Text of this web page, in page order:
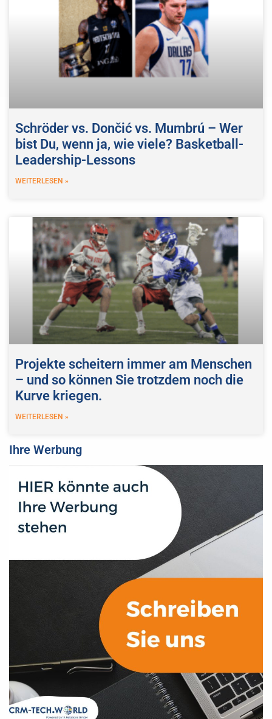
Schröder vs. Dončić vs. Mumbrú – Wer
bist Du, wenn ja, wie viele? Basketball-
Leadership-Lessons
WEITERLESEN »
Projekte scheitern immer am Menschen
– und so können Sie trotzdem noch die
Kurve kriegen.
WEITERLESEN »
Ihre Werbung